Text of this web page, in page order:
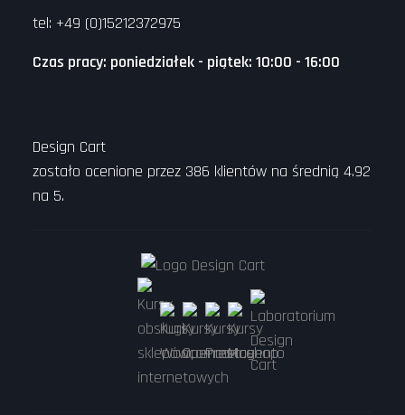
tel: +49 (0)15212372975
Czas pracy: poniedziałek - piątek: 10:00 - 16:00
Design Cart
zostało ocenione przez 386 klientów na średnią 4.92
na 5.